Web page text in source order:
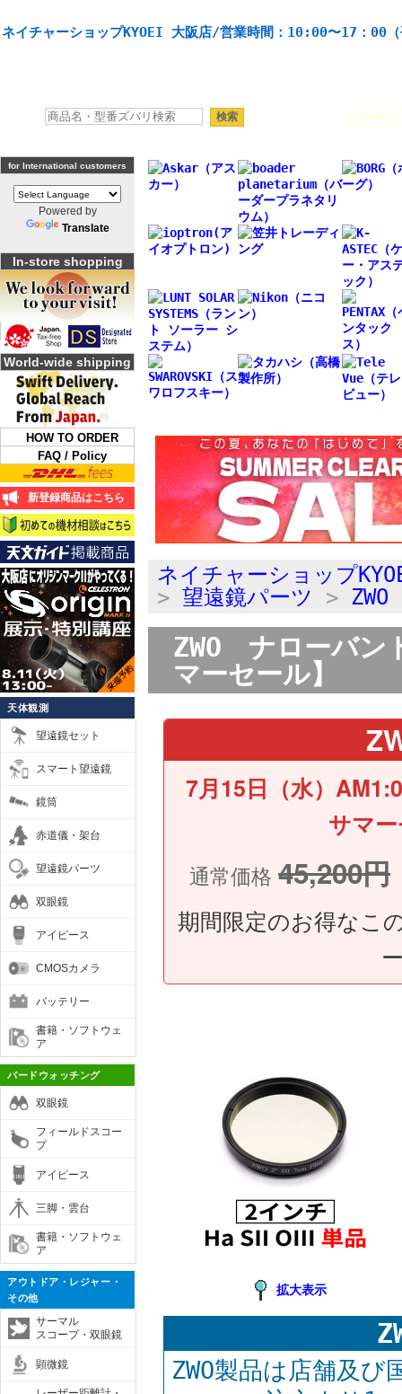
ネイチャーショップKYOEI 大阪店/営業時間：10:00〜17：00（
Seestar
for International customers
Powered by
Translate
In-store shopping
World-wide shipping
HOW TO ORDER
FAQ / Policy
新登録商品はこちら
天体観測
望遠鏡セット
スマート望遠鏡
鏡筒
赤道儀・架台
望遠鏡パーツ
双眼鏡
アイピース
CMOSカメラ
バッテリー
書籍・ソフトウェ
ア
バードウォッチング
双眼鏡
フィールドスコー
プ
アイピース
三脚・雲台
書籍・ソフトウェ
ア
アウトドア・レジャー・
その他
サーマル
スコープ・双眼鏡
顕微鏡
ネイチャーショップ
> 望遠鏡パーツ > ZWO
ZWO ナローバン
マーセール】
7月15日（水）
サマ
通常価格 45,200円
期間限定のお得なこ
拡大表示
ZWO製品は店舗及